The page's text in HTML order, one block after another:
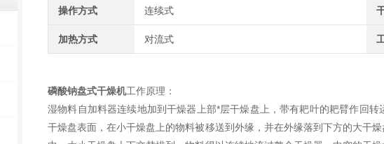
操作方式 连续式
加热方式 对流式
磷酸钠盘式干燥机工作原理：
湿物料自加料器连续地加到干燥器上部*层干燥盘上，带有耙叶的耙臂作回
干燥盘表面，在小干燥盘上的物料被移送到外缘，并在外缘落到下方的大干